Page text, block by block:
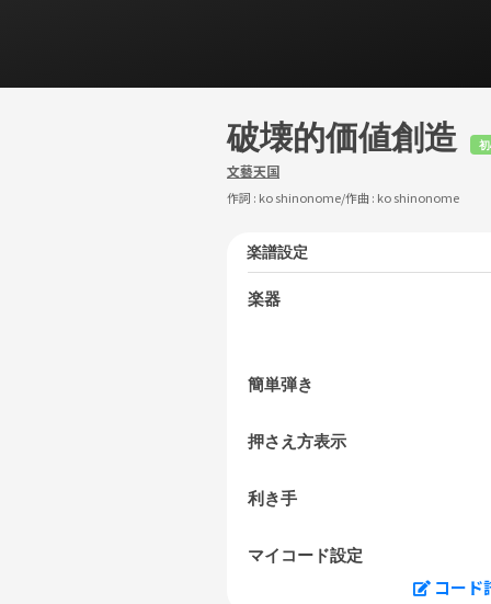
破壊的価値創造
文藝天国
作詞 : ko shinonome/作曲 : ko shinonome
楽譜設定
楽器
簡単弾き
押さえ方表示
利き手
マイコード設定
コード